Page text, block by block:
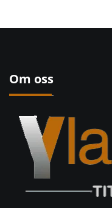
Om oss